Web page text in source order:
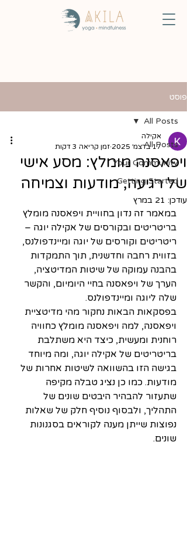
פוסט
All Posts
Your Community
Getting Started
All Posts
ויפאסנה מומלץ: מסע אישי
של רגיעה, מודעות וצמיחה
אקילה
17 בדצמ׳ 2025
זמן קריאה 3 דקות
עודכן: 21 במרץ
במאמר זה נדון בחוויית ויפאסנה מומלץ
בריטריטים ובקורסים של אקילה יוגה –
ריטריטים וקורסים של יוגה ומיינדפולנס,
בזווית רחבה וחדשנית, תוך התמקדות
בהבנה עמוקה של שיטות המדיטציה,
הערך של ויפאסנה בחיי היומיום, והקשר
שלה ליוגה ומיינדפולנס.
בפסקאות הבאות נחקור מהי מדיטציית
ויפאסנה, למה ויפאסנה מומלץ כחוויה
רוחנית ומעשית, כיצד היא משתלבת
בריטריטים של אקילה יוגה, ומה מיוחד
בגישה הזו בהשוואה לשיטות אחרות של
מודעות. כמו כן נציג טבלה מקיפה
שתעזור להבהיר היבטים שונים של
התהליך, ולבסוף נוסיף חלק של שאלות
נפוצות שייתן מענה לקוראים בסגנונות
שונים.